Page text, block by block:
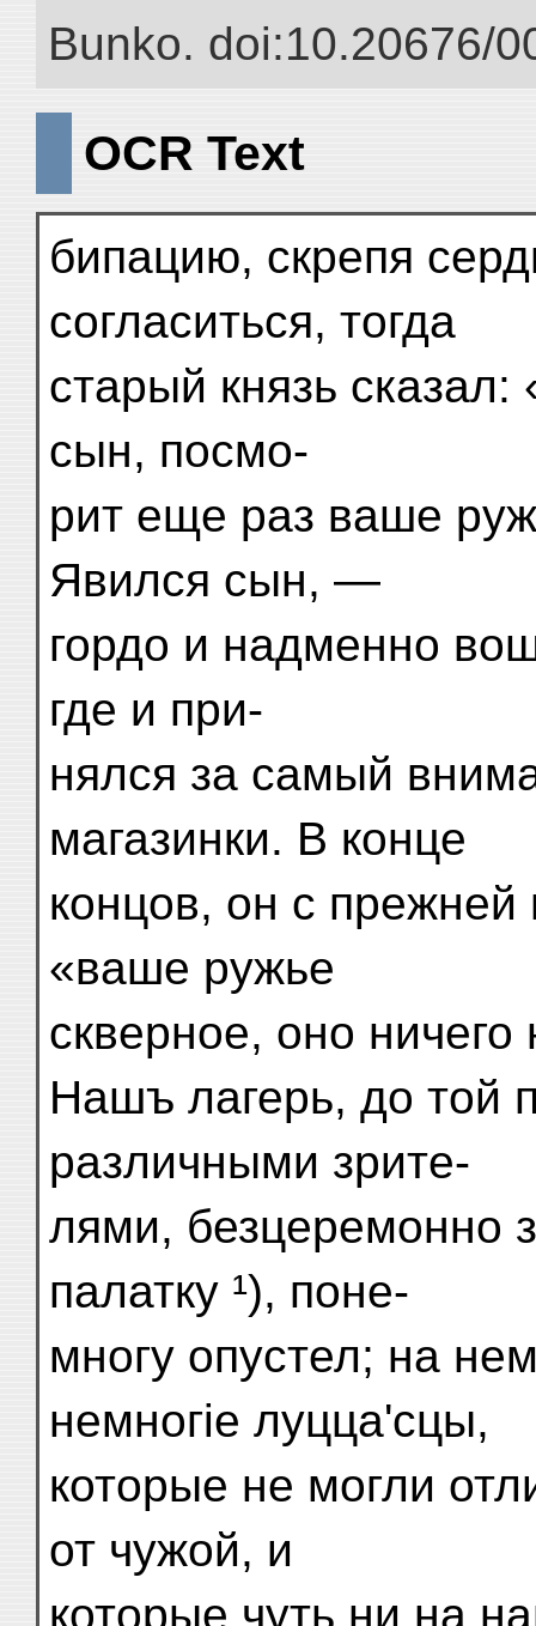
Bunko. doi:10.20676/
OCR Text
бипацию, скрепя
согласиться, тогда
старый князь
сын, посмо-
рит еще раз ваше
Явился сын, —
гордо и надменно
где и при-
нялся за самый
магазинки. В конце
концов, он с
«ваше ружье
скверное, оно
Нашъ лагерь, до той
различными зрите-
лями, безцеремонно
палатку ¹), поне-
многу опустел; на
немногіе луцца'сцы,
которые не могли
от чужой, и
которые чуть ни на